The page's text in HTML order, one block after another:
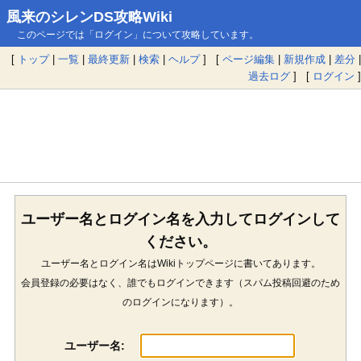
風来のシレンDS攻略Wiki
このページでは「ログイン」について攻略しています。
[ トップ| 一覧 | 最終更新 | 検索 | ヘルプ] [ ページ編集 | 新規作成 | 差分 |
過去ログ ] [ ログイン ]
ユーザー名とログイン名を入力してログインして
ください。
ユーザー名とログイン名はWikiトップページに書いてあります。
会員登録の必要はなく、誰でもログインできます（スパム投稿回避のため
のログインになります）。
ユーザー名: